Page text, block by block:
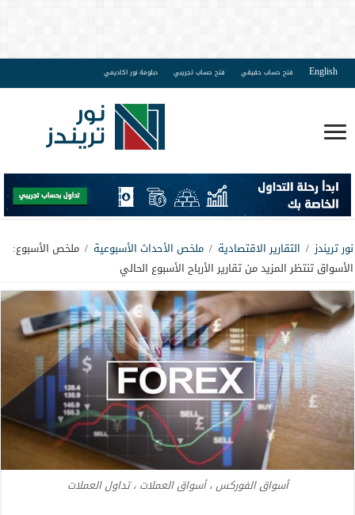
English فتح حساب حقيقي فتح حساب تجريبي دبلومة نور اكاديمي
نور تريندز / التقارير الاقتصادية / ملخص الأحداث الأسبوعية / ملخص الأسبوع:
الأسواق تنتظر المزيد من تقارير الأرباح الأسبوع الحالي
أسواق الفوركس ، أسواق العملات ، تداول العملات